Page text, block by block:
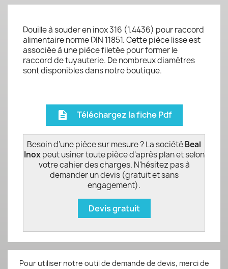
Douille à souder en inox 316 (1.4436) pour raccord
alimentaire norme DIN 11851. Cette pièce lisse est
associée à une pièce filetée pour former le
raccord de tuyauterie. De nombreux diamètres
sont disponibles dans notre boutique.
description Téléchargez la fiche Pdf
Besoin d'une pièce sur mesure ? La sociétéBeal
Inoxpeut usiner toute pièce d'après plan et selon
votre cahier des charges. N'hésitez pas à
demander un devis (gratuit et sans
engagement).
Devis gratuit
Pour utiliser notre outil de demande de devis, merci de